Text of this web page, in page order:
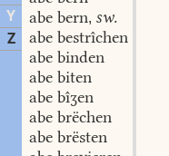
Y
Z
abe bern, sw.
abe bestrîchen
abe binden
abe biten
abe bîʒen
abe brëchen
abe brësten